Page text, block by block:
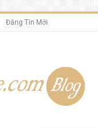
Đăng Tin Mới